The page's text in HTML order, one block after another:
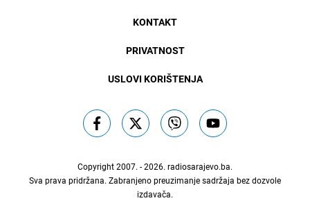
KONTAKT
PRIVATNOST
USLOVI KORIŠTENJA
Copyright 2007. - 2026. radiosarajevo.ba.
Sva prava pridržana. Zabranjeno preuzimanje sadržaja bez dozvole
izdavača.